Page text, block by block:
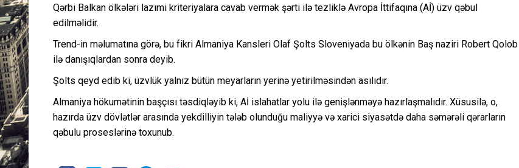
Qərbi Balkan ölkələri lazımi kriteriyalara cavab vermək şərti ilə tezliklə Avropa İttifaqına (Aİ) üzv qəbul
edilməlidir.
Trend-in məlumatına görə, bu fikri Almaniya Kansleri Olaf Şolts Sloveniyada bu ölkənin Baş naziri Robert Qolob
ilə danışıqlardan sonra deyib.
Şolts qeyd edib ki, üzvlük yalnız bütün meyarların yerinə yetirilməsindən asılıdır.
Almaniya hökumətinin başçısı təsdiqləyib ki, Aİ islahatlar yolu ilə genişlənməyə hazırlaşmalıdır. Xüsusilə, o,
hazırda üzv dövlətlər arasında yekdilliyin tələb olunduğu maliyyə və xarici siyasətdə daha səmərəli qərarların
qəbulu proseslərinə toxunub.